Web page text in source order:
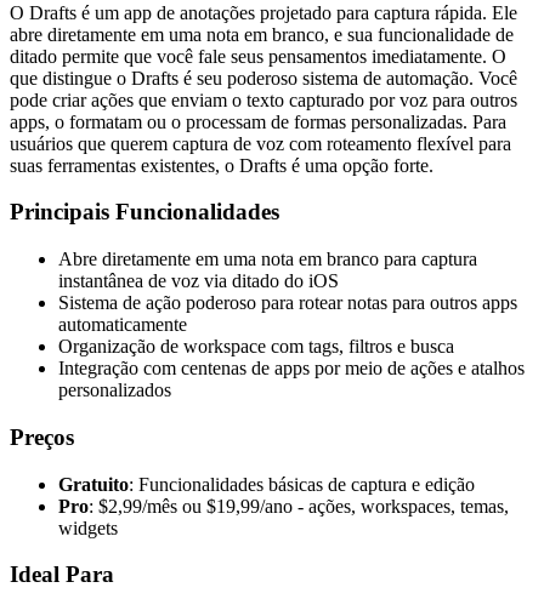
O Drafts é um app de anotações projetado para captura rápida. Ele
abre diretamente em uma nota em branco, e sua funcionalidade de
ditado permite que você fale seus pensamentos imediatamente. O
que distingue o Drafts é seu poderoso sistema de automação. Você
pode criar ações que enviam o texto capturado por voz para outros
apps, o formatam ou o processam de formas personalizadas. Para
usuários que querem captura de voz com roteamento flexível para
suas ferramentas existentes, o Drafts é uma opção forte.
Principais Funcionalidades
Abre diretamente em uma nota em branco para captura
instantânea de voz via ditado do iOS
Sistema de ação poderoso para rotear notas para outros apps
automaticamente
Organização de workspace com tags, filtros e busca
Integração com centenas de apps por meio de ações e atalhos
personalizados
Preços
Gratuito: Funcionalidades básicas de captura e edição
Pro: $2,99/mês ou $19,99/ano - ações, workspaces, temas,
widgets
Ideal Para